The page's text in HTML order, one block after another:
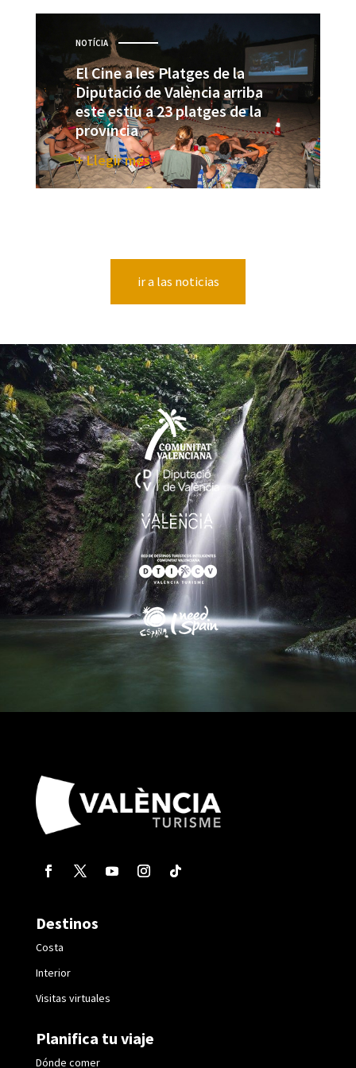
NOTÍCIA
El Cine a les Platges de la
Diputació de València arriba
este estiu a 23 platges de la
província
+ Llegir més
ir a las noticias
Destinos
Costa
Interior
Visitas virtuales
Planifica tu viaje
Dónde comer